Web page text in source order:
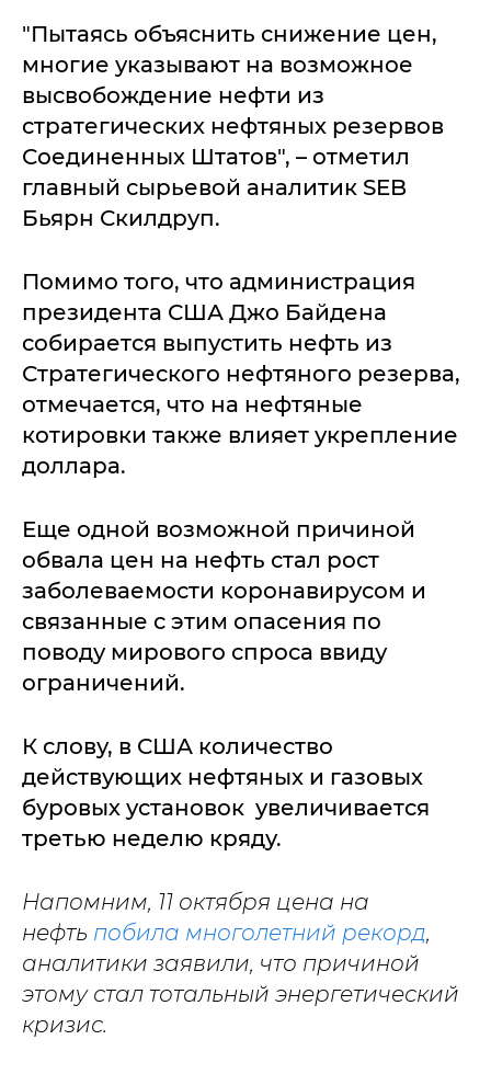
"Пытаясь объяснить снижение цен,
многие указывают на возможное
высвобождение нефти из
стратегических нефтяных резервов
Соединенных Штатов", – отметил
главный сырьевой аналитик SEB
Бьярн Скилдруп.
Помимо того, что администрация
президента США Джо Байдена
собирается выпустить нефть из
Стратегического нефтяного резерва,
отмечается, что на нефтяные
котировки также влияет укрепление
доллара.
Еще одной возможной причиной
обвала цен на нефть стал рост
заболеваемости коронавирусом и
связанные с этим опасения по
поводу мирового спроса ввиду
ограничений.
К слову, в США количество
действующих нефтяных и газовых
буровых установок увеличивается
третью неделю кряду.
Напомним, 11 октября цена на
нефть побила многолетний рекорд,
аналитики заявили, что причиной
этому стал тотальный энергетический
кризис.